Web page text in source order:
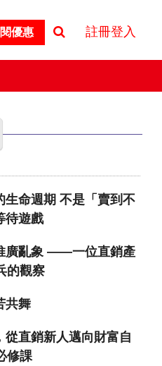
優惠 註冊登入
生命週期 不是「賣到不
待遊戲
一位直銷產
的觀察
共舞
從直銷新人邁向財富自
修課